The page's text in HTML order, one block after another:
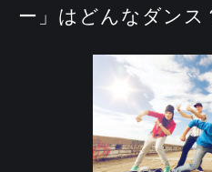
ー」はどんなダンス